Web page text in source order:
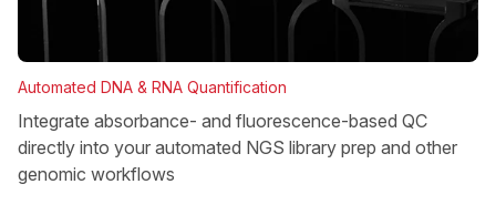
Automated DNA & RNA Quantification
Integrate absorbance- and fluorescence-based QC
directly into your automated NGS library prep and other
genomic workflows